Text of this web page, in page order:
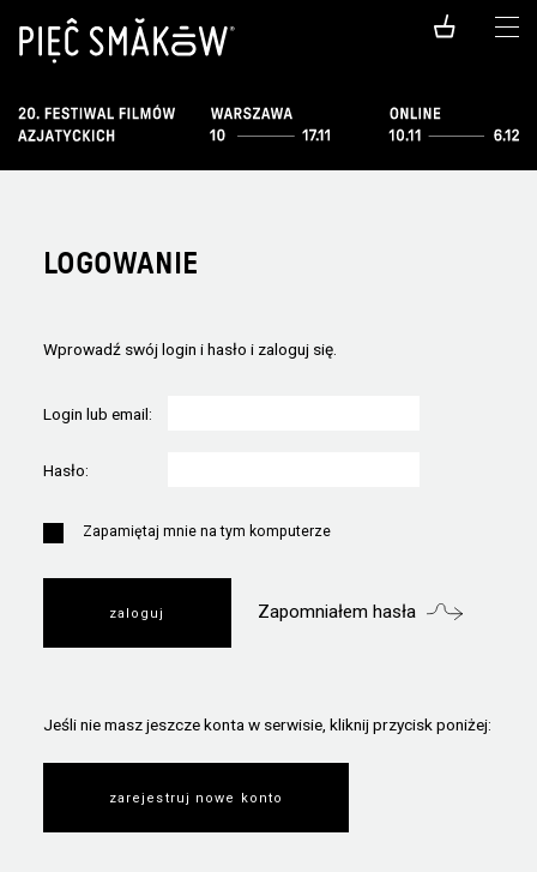
LOGOWANIE
Wprowadź swój login i hasło i zaloguj się.
Login lub email:
Hasło:
Zapamiętaj mnie na tym komputerze
Zapomniałem hasła
Jeśli nie masz jeszcze konta w serwisie, kliknij przycisk poniżej:
zarejestruj nowe konto